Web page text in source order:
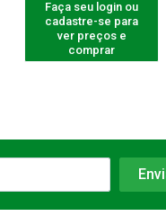
Faça seu login ou
cadastre-se para
ver preços e
comprar